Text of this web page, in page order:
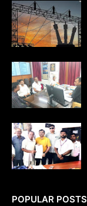
POPULAR POSTS